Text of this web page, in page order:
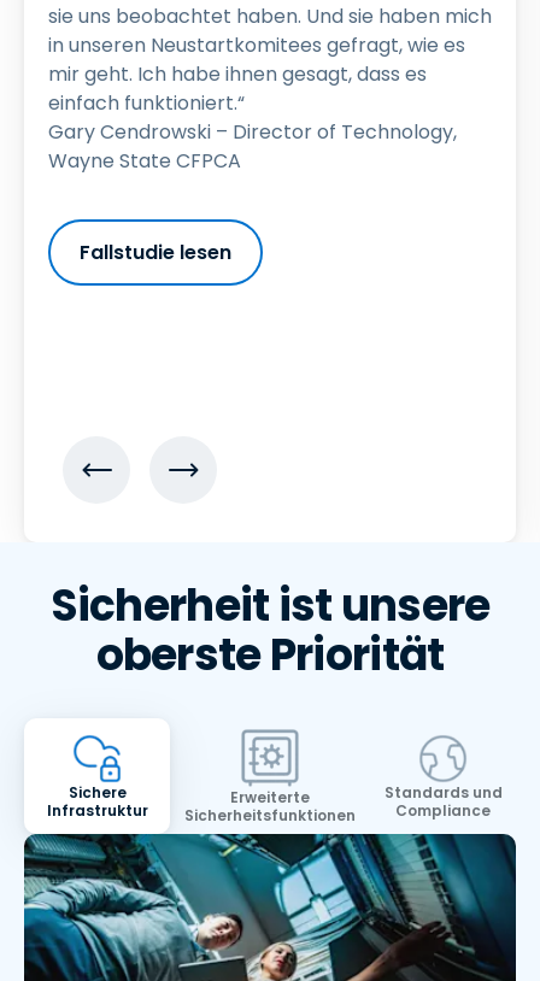
sie uns beobachtet haben. Und sie haben mich
in unseren Neustartkomitees gefragt, wie es
mir geht. Ich habe ihnen gesagt, dass es
einfach funktioniert.“
Gary Cendrowski – Director of Technology,
Wayne State CFPCA
Fallstudie lesen
Sicherheit ist unsere
oberste Priorität
Sichere
Infrastruktur
Erweiterte
Sicherheitsfunktionen
Standards und
Compliance